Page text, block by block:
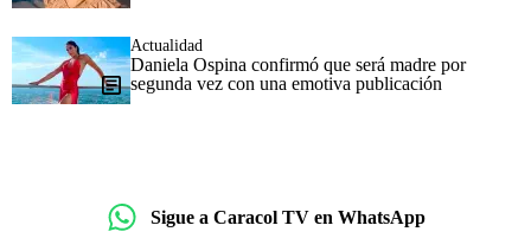
Actualidad
Daniela Ospina confirmó que será madre por
segunda vez con una emotiva publicación
Sigue a Caracol TV en WhatsApp